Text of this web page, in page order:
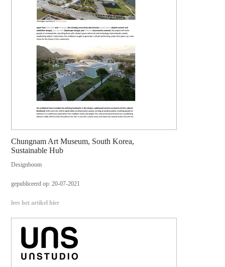
Chungnam Art Museum, South Korea,
Sustainable Hub
Designboom
gepubliceerd op: 20-07-2021
lees het artikel hier